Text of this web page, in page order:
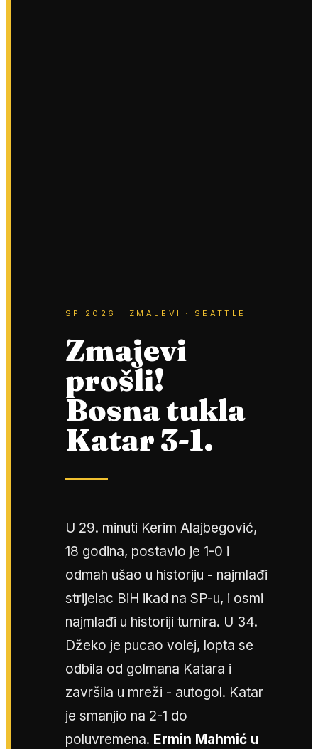
SP 2026 · ZMAJEVI · SEATTLE
Zmajevi
prošli!
Bosna tukla
Katar 3-1.
U 29. minuti Kerim Alajbegović,
18 godina, postavio je 1-0 i
odmah ušao u historiju - najmlađi
strijelac BiH ikad na SP-u, i osmi
najmlađi u historiji turnira. U 34.
Džeko je pucao volej, lopta se
odbila od golmana Katara i
završila u mreži - autogol. Katar
je smanjio na 2-1 do
poluvremena. Ermin Mahmić u